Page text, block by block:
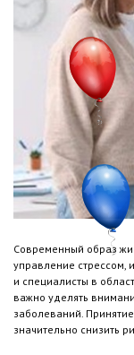
Современный образ
управление стрессом,
и специалисты в
важно уделять
заболеваний.
значительно снизить